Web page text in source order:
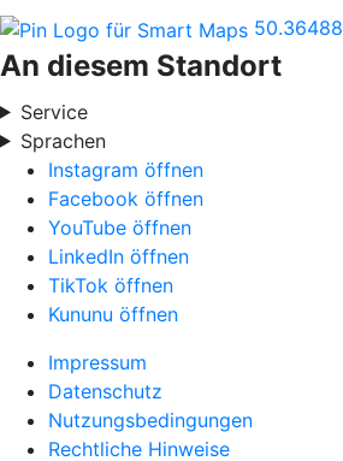
50.36488
An diesem Standort
Service
Sprachen
Instagram öffnen
Facebook öffnen
YouTube öffnen
LinkedIn öffnen
TikTok öffnen
Kununu öffnen
Impressum
Datenschutz
Nutzungsbedingungen
Rechtliche Hinweise